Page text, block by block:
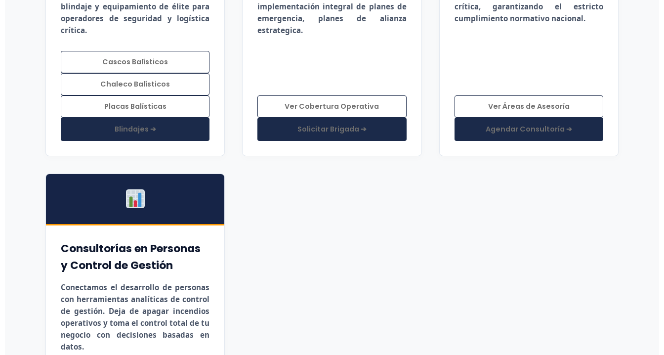
blindaje y equipamiento de élite para
operadores de seguridad y logística
crítica.
Cascos Balísticos
Chaleco Balísticos
Placas Balísticas
Blindajes ➔
implementación integral de planes de
emergencia, planes de alianza
estrategica.
Ver Cobertura Operativa
Solicitar Brigada ➔
crítica, garantizando el estricto
cumplimiento normativo nacional.
Ver Áreas de Asesoría
Agendar Consultoría ➔
Consultorías en Personas
y Control de Gestión
Conectamos el desarrollo de personas
con herramientas analíticas de control
de gestión. Deja de apagar incendios
operativos y toma el control total de tu
negocio con decisiones basadas en
datos.